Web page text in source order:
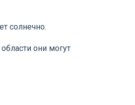
солнечно.
они могут